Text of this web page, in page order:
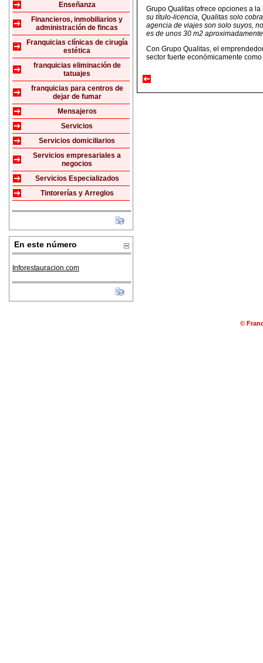
Enseñanza
Financieros, inmobiliarios y
administración de fincas
Franquicias clínicas de cirugía
estética
franquicias eliminación de
tatuajes
franquicias para centros de
dejar de fumar
Mensajeros
Servicios
Servicios domiciliarios
Servicios empresariales a
negocios
Servicios Especializados
Tintorerías y Arreglos
En este número
Inforestauracion.com
Grupo Qualitas ofrece opciones a
su título-licencia, Qualitas solo
agencia de viajes son solo suyos,
es de unos 30 m2
Con Grupo Qualitas, el
sector fuerte económicamente
©